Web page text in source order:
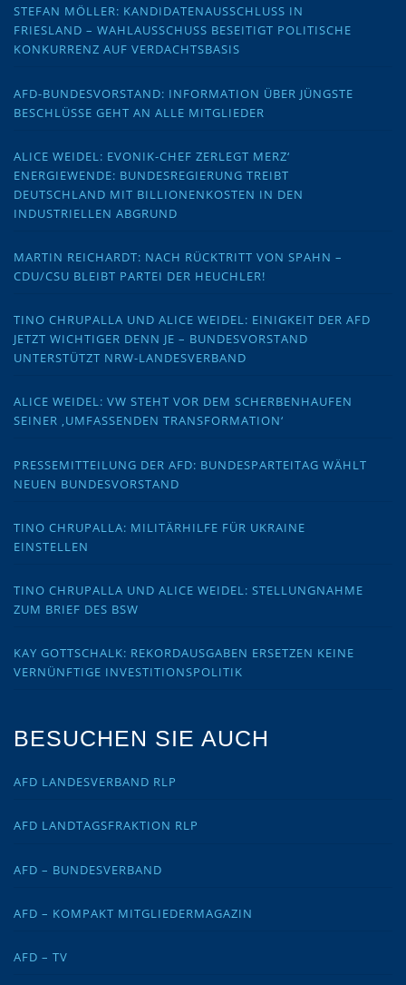
STEFAN MÖLLER: KANDIDATENAUSSCHLUSS IN
FRIESLAND – WAHLAUSSCHUSS BESEITIGT POLITISCHE
KONKURRENZ AUF VERDACHTSBASIS
AFD-BUNDESVORSTAND: INFORMATION ÜBER JÜNGSTE
BESCHLÜSSE GEHT AN ALLE MITGLIEDER
ALICE WEIDEL: EVONIK-CHEF ZERLEGT MERZ‘
ENERGIEWENDE: BUNDESREGIERUNG TREIBT
DEUTSCHLAND MIT BILLIONENKOSTEN IN DEN
INDUSTRIELLEN ABGRUND
MARTIN REICHARDT: NACH RÜCKTRITT VON SPAHN –
CDU/CSU BLEIBT PARTEI DER HEUCHLER!
TINO CHRUPALLA UND ALICE WEIDEL: EINIGKEIT DER AFD
JETZT WICHTIGER DENN JE – BUNDESVORSTAND
UNTERSTÜTZT NRW-LANDESVERBAND
ALICE WEIDEL: VW STEHT VOR DEM SCHERBENHAUFEN
SEINER ‚UMFASSENDEN TRANSFORMATION‘
PRESSEMITTEILUNG DER AFD: BUNDESPARTEITAG WÄHLT
NEUEN BUNDESVORSTAND
TINO CHRUPALLA: MILITÄRHILFE FÜR UKRAINE
EINSTELLEN
TINO CHRUPALLA UND ALICE WEIDEL: STELLUNGNAHME
ZUM BRIEF DES BSW
KAY GOTTSCHALK: REKORDAUSGABEN ERSETZEN KEINE
VERNÜNFTIGE INVESTITIONSPOLITIK
BESUCHEN SIE AUCH
AFD LANDESVERBAND RLP
AFD LANDTAGSFRAKTION RLP
AFD – BUNDESVERBAND
AFD – KOMPAKT MITGLIEDERMAGAZIN
AFD – TV